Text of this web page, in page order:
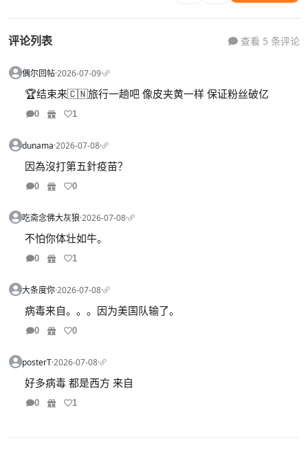
评论列表 查看 5 条评论
偶尔回帖·2026-07-09·
🏆结束来🇨🇳旅行一趟吧 像皮夹黄一样 保证粉丝破亿
0 1
dunama·2026-07-08·
因為沒打第五針疫苗？
0 0
吃斋念佛大灰狼·2026-07-08·
不怕你体壮如牛。
0 1
大条度你·2026-07-08·
病毒来自。。。因为美国队输了。
0 0
posterT·2026-07-08·
好多病毒 都是西方 来自
0 1